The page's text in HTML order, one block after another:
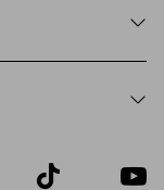
TikTok